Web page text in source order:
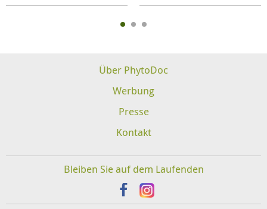
Über PhytoDoc
Werbung
Presse
Kontakt
Bleiben Sie auf dem Laufenden